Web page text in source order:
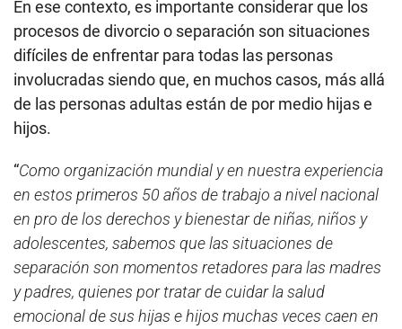
En ese contexto, es importante considerar que los
procesos de divorcio o separación son situaciones
difíciles de enfrentar para todas las personas
involucradas siendo que, en muchos casos, más allá
de las personas adultas están de por medio hijas e
hijos.
“Como organización mundial y en nuestra experiencia
en estos primeros 50 años de trabajo a nivel nacional
en pro de los derechos y bienestar de niñas, niños y
adolescentes, sabemos que las situaciones de
separación son momentos retadores para las madres
y padres, quienes por tratar de cuidar la salud
emocional de sus hijas e hijos muchas veces caen en